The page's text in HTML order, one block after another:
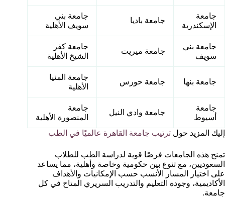
جامعة
الإسكندرية
جامعة باديا
جامعة بني
سويف الأهلية
جامعة بني
سويف
جامعة ميريت
جامعة كفر
الشيخ الأهلية
جامعة بنها جامعة حورس
جامعة المنيا
الأهلية
جامعة
أسيوط
جامعة وادي النيل
جامعة
المنصورة الأهلية
إليك المزيد حول ترتيب جامعة القاهرة عالميًا في الطب
تمنح هذه الجامعات فرصًا قوية لدراسة الطب للطلاب
السعوديين، مع تنوع بين حكومية وخاصة وأهلية، مما يساعد
على اختيار المسار الأنسب حسب الإمكانيات والأهداف
الأكاديمية، وجودة التعليم والتدريب السريري المتاح في كل
جامعة.